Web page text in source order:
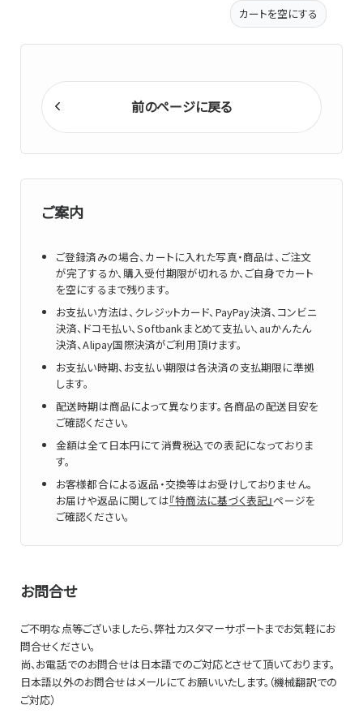
カートを空にする
前のページに戻る
ご案内
ご登録済みの場合、カートに入れた写真・商品は、ご注文
が完了するか、購入受付期限が切れるか、ご自身でカート
を空にするまで残ります。
お支払い方法は、クレジットカード、PayPay決済、コンビニ
決済、ドコモ払い、Softbankまとめて支払い、auかんたん
決済、Alipay国際決済がご利用頂けます。
お支払い時期、お支払い期限は各決済の支払期限に準拠
します。
配送時期は商品によって異なります。各商品の配送目安を
ご確認ください。
金額は全て日本円にて消費税込での表記になっておりま
す。
お客様都合による返品・交換等はお受けしておりません。
お届けや返品に関しては『特商法に基づく表記』ページを
ご確認ください。
お問合せ
ご不明な点等ございましたら、弊社カスタマーサポートまでお気軽にお
問合せください。
尚、お電話でのお問合せは日本語でのご対応とさせて頂いております。
日本語以外のお問合せはメールにてお願いいたします。（機械翻訳での
ご対応）